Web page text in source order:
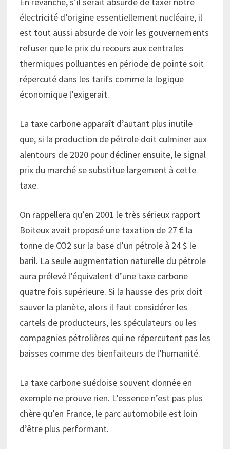
électricité d’origine essentiellement nucléaire, il
est tout aussi absurde de voir les gouvernements
refuser que le prix du recours aux centrales
thermiques polluantes en période de pointe soit
répercuté dans les tarifs comme la logique
économique l’exigerait.
La taxe carbone apparaît d’autant plus inutile
que, si la production de pétrole doit culminer aux
alentours de 2020 pour décliner ensuite, le signal
prix du marché se substitue largement à cette
taxe.
On rappellera qu’en 2001 le très sérieux rapport
Boiteux avait proposé une taxation de 27 € la
tonne de CO2 sur la base d’un pétrole à 24 $ le
baril. La seule augmentation naturelle du pétrole
aura prélevé l’équivalent d’une taxe carbone
quatre fois supérieure. Si la hausse des prix doit
sauver la planète, alors il faut considérer les
cartels de producteurs, les spéculateurs ou les
compagnies pétrolières qui ne répercutent pas les
baisses comme des bienfaiteurs de l’humanité.
La taxe carbone suédoise souvent donnée en
exemple ne prouve rien. L’essence n’est pas plus
chère qu’en France, le parc automobile est loin
d’être plus performant.